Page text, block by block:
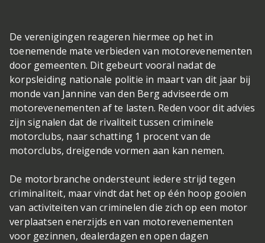
De verenigingen reageren hiermee op het in
toenemende mate verbieden van motorevenementen
door gemeenten. Dit gebeurt vooral nadat de
korpsleiding nationale politie in maart van dit jaar bij
monde van Jannine van den Berg adviseerde om
motorevenementen af te lasten. Reden voor dit advies
zijn signalen dat de rivaliteit tussen criminele
motorclubs, naar schatting 1 procent van de
motorclubs, dreigende vormen aan kan nemen.
De motorbranche ondersteunt iedere strijd tegen
criminaliteit, maar vindt dat het op één hoop gooien
van activiteiten van criminelen die zich op een motor
verplaatsen enerzijds en van motorevenementen
voor gezinnen, dealerdagen en open dagen